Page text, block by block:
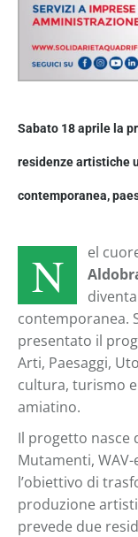
Sabato 18 aprile la
residenze artistiche
contemporanea,
N el
contemporanea.
presentato il
Arti, Paesaggi,
cultura, turismo
amiatino.
Il progetto nasce
Mutamenti, WAV-
l’obiettivo di
produzione
prevede due